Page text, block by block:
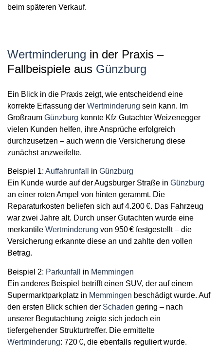
beim späteren Verkauf.
Wertminderung in der Praxis –
Fallbeispiele aus Günzburg
Ein Blick in die Praxis zeigt, wie entscheidend eine
korrekte Erfassung der Wertminderung sein kann. Im
Großraum Günzburg konnte Kfz Gutachter Weizenegger
vielen Kunden helfen, ihre Ansprüche erfolgreich
durchzusetzen – auch wenn die Versicherung diese
zunächst anzweifelte.
Beispiel 1: Auffahrunfall in Günzburg
Ein Kunde wurde auf der Augsburger Straße in Günzburg
an einer roten Ampel von hinten gerammt. Die
Reparaturkosten beliefen sich auf 4.200 €. Das Fahrzeug
war zwei Jahre alt. Durch unser Gutachten wurde eine
merkantile Wertminderung von 950 € festgestellt – die
Versicherung erkannte diese an und zahlte den vollen
Betrag.
Beispiel 2: Parkunfall in Memmingen
Ein anderes Beispiel betrifft einen SUV, der auf einem
Supermarktparkplatz in Memmingen beschädigt wurde. Auf
den ersten Blick schien der Schaden gering – nach
unserer Begutachtung zeigte sich jedoch ein
tiefergehender Strukturtreffer. Die ermittelte
Wertminderung: 720 €, die ebenfalls reguliert wurde.